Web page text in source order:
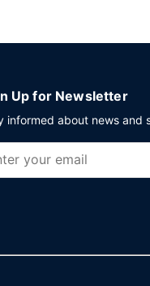
Up for Newsletter
informed about news and